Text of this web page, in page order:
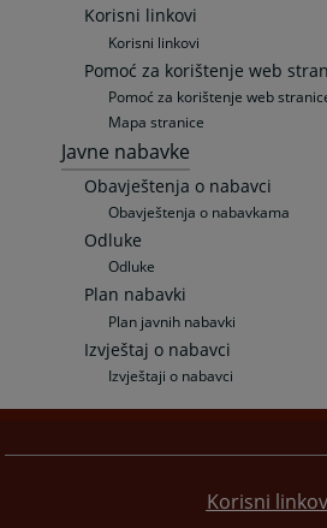
Korisni linkovi
Korisni linkovi
Pomoć za korištenje web
Pomoć za korištenje web
Mapa stranice
Javne nabavke
Obavještenja o nabavci
Obavještenja o nabavkama
Odluke
Odluke
Plan nabavki
Plan javnih nabavki
Izvještaj o nabavci
Izvještaji o nabavci
Korisni